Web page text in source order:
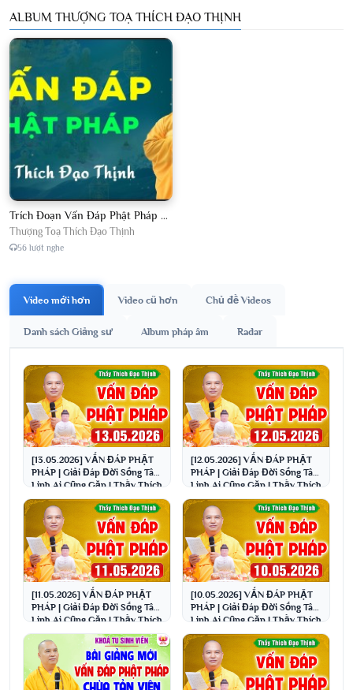
ALBUM THƯỢNG TOẠ THÍCH ĐẠO THỊNH
Trích Đoạn Vấn Đáp Phật Pháp 2026
Thượng Toạ Thích Đạo Thịnh
56 lượt nghe
Video mới hơn Video cũ hơn Chủ đề Videos
Danh sách Giảng sư Album pháp âm Radar
[13.05.2026] VẤN ĐÁP PHẬT
PHÁP | Giải Đáp Đời Sống Tâm
Linh Ai Cũng Gặp | Thầy Thích
Đạo Thịnh
[12.05.2026] VẤN ĐÁP PHẬT
PHÁP | Giải Đáp Đời Sống Tâm
Linh Ai Cũng Gặp | Thầy Thích
Đạo Thịnh
[11.05.2026] VẤN ĐÁP PHẬT
PHÁP | Giải Đáp Đời Sống Tâm
Linh Ai Cũng Gặp | Thầy Thích
Đạo Thịnh
[10.05.2026] VẤN ĐÁP PHẬT
PHÁP | Giải Đáp Đời Sống Tâm
Linh Ai Cũng Gặp | Thầy Thích
Đạo Thịnh